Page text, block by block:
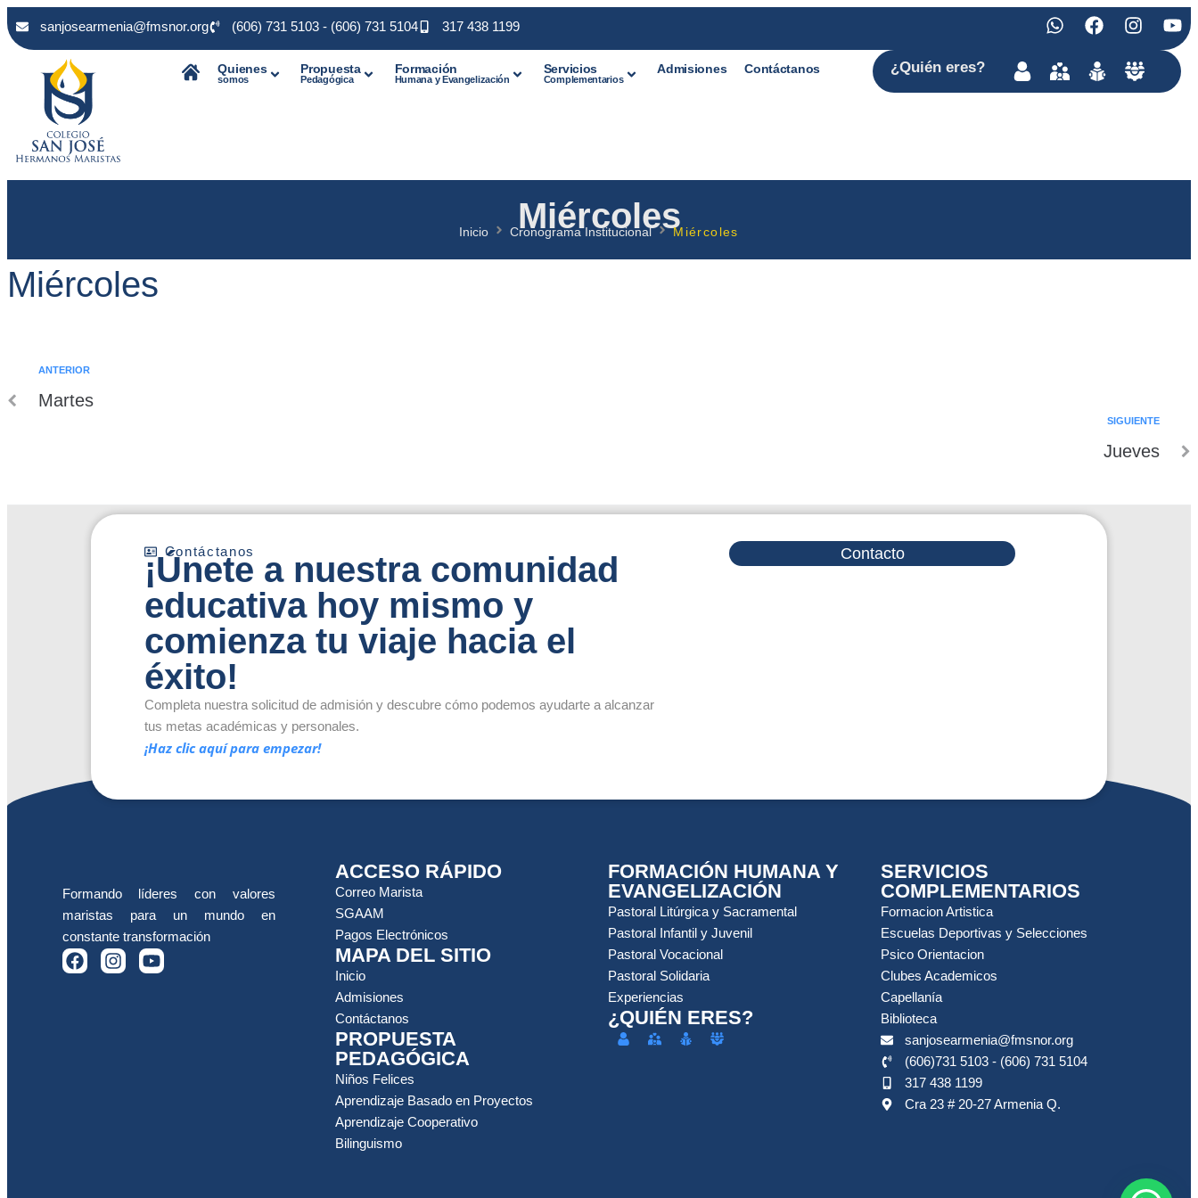
sanjosearmenia@fmsnor.org (606) 731 5103 - (606) 731 5104 317 438 1199
Quienes
somos
Propuesta
Pedagógica
Formación
Humana y Evangelización
Servicios
Complementarios
Admisiones Contáctanos ¿Quiéneres?
Miércoles
Inicio Cronograma Institucional Miércoles
Miércoles
ANTERIOR
Martes
SIGUIENTE
Jueves
Contáctanos
¡Únete a nuestra comunidad
educativa hoy mismo y
comienza tu viaje hacia el
éxito!
Completa nuestra solicitud de admisión y descubre cómo podemos ayudarte a alcanzar
tus metas académicas y personales.
¡Haz clic aquí para empezar!
Contacto
Formando líderes con valores
maristas para un mundo en
constante transformación
ACCESO RÁPIDO
Correo Marista
SGAAM
Pagos Electrónicos
MAPA DEL SITIO
Inicio
Admisiones
Contáctanos
PROPUESTA
PEDAGÓGICA
Niños Felices
Aprendizaje Basado en Proyectos
Aprendizaje Cooperativo
Bilinguismo
FORMACIÓN HUMANA Y
EVANGELIZACIÓN
Pastoral Litúrgica y Sacramental
Pastoral Infantil y Juvenil
Pastoral Vocacional
Pastoral Solidaria
Experiencias
¿QUIÉN ERES?
SERVICIOS
COMPLEMENTARIOS
Formacion Artistica
Escuelas Deportivas y Selecciones
Psico Orientacion
Clubes Academicos
Capellanía
Biblioteca
sanjosearmenia@fmsnor.org
(606)731 5103 - (606) 731 5104
317 438 1199
Cra 23 # 20-27 Armenia Q.